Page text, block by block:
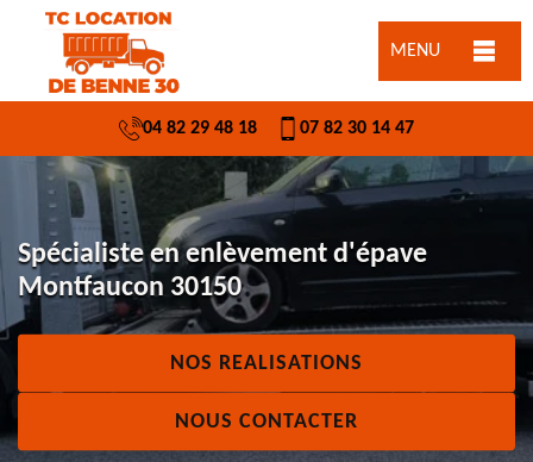
MENU
04 82 29 48 18 07 82 30 14 47
Spécialiste en enlèvement d'épave
Montfaucon 30150
NOS REALISATIONS
NOUS CONTACTER